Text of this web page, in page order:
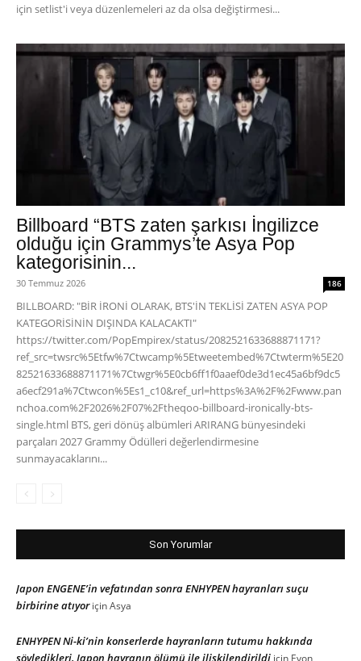
için setlist'i veya düzenlemeleri az da olsa değiştirmesi...
Billboard “BTS zaten şarkısı İngilizce
olduğu için Grammys’te Asya Pop
kategorisinin...
30 Temmuz 2026 186
BILLBOARD: "BİR İRONİ OLARAK, BTS'İN TEKLİSİ ZATEN ASYA POP
KATEGORİSİNİN DIŞINDA KALACAKTI"
https://twitter.com/PopEmpirex/status/2082521633688871171?
ref_src=twsrc%5Etfw%7Ctwcamp%5Etweetembed%7Ctwterm%5E20
82521633688871171%7Ctwgr%5E0cb6ff1f0aaef0de3d1ec45a6bf9dc5
a6ecf291a%7Ctwcon%5Es1_c10&ref_url=https%3A%2F%2Fwww.pan
nchoa.com%2F2026%2F07%2Ftheqoo-billboard-ironically-bts-
single.html BTS, geri dönüş albümleri ARIRANG bünyesindeki
parçaları 2027 Grammy Ödülleri değerlendirmesine
sunmayacaklarını...
Son Yorumlar
Japon ENGENE’in vefatından sonra ENHYPEN hayranları suçu
birbirine atıyoriçinAsya
ENHYPEN Ni-ki’nin konserlerde hayranların tutumu hakkında
söyledikleri, Japon hayranın ölümü ile ilişkilendirildi